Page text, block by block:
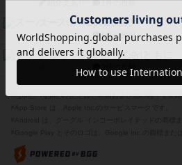
紹介文あり 1件の投稿
スーパーストア3000
紹介文なし 1件の投稿
フリップ７：復讐心とともに
※Apple、Apple のロゴ は、米国および他の国々で登